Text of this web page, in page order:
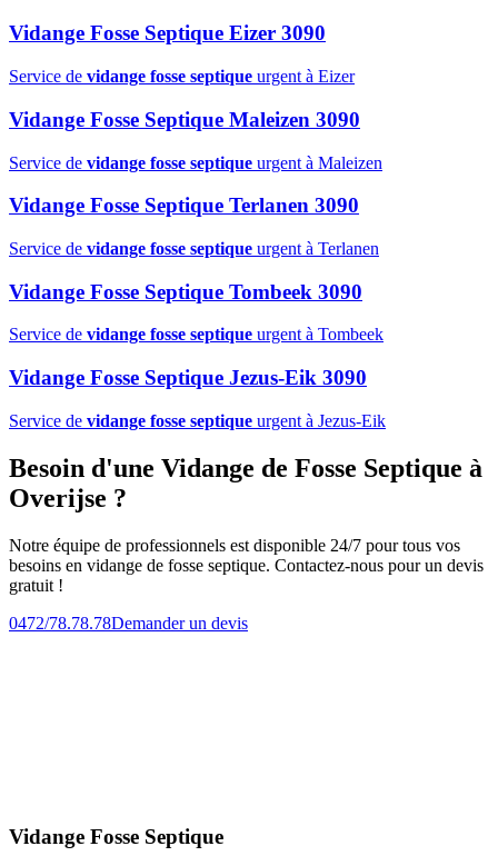
Vidange Fosse Septique Eizer 3090
Service de vidange fosse septique urgent à Eizer
Vidange Fosse Septique Maleizen 3090
Service de vidange fosse septique urgent à Maleizen
Vidange Fosse Septique Terlanen 3090
Service de vidange fosse septique urgent à Terlanen
Vidange Fosse Septique Tombeek 3090
Service de vidange fosse septique urgent à Tombeek
Vidange Fosse Septique Jezus-Eik 3090
Service de vidange fosse septique urgent à Jezus-Eik
Besoin d'une Vidange de Fosse Septique à
Overijse ?
Notre équipe de professionnels est disponible 24/7 pour tous vos
besoins en vidange de fosse septique. Contactez-nous pour un devis
gratuit !
0472/78.78.78Demander un devis
Vidange Fosse Septique